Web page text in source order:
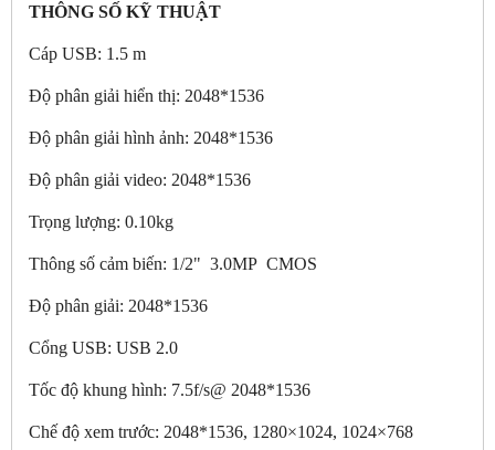
THÔNG SỐ KỸ THUẬT
Cáp USB: 1.5 m
Độ phân giải hiển thị: 2048*1536
Độ phân giải hình ảnh: 2048*1536
Độ phân giải video: 2048*1536
Trọng lượng: 0.10kg
Thông số cảm biến: 1/2" 3.0MP CMOS
Độ phân giải: 2048*1536
Cổng USB: USB 2.0
Tốc độ khung hình: 7.5f/s@ 2048*1536
Chế độ xem trước: 2048*1536, 1280×1024, 1024×768